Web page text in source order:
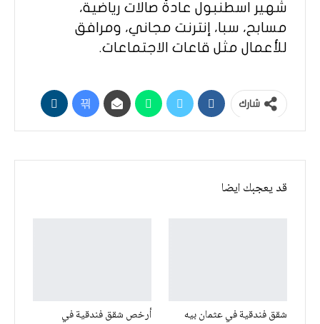
شهير اسطنبول عادةً صالات رياضية،
مسابح، سبا، إنترنت مجاني، ومرافق
للأعمال مثل قاعات الاجتماعات.
شارك
قد يعجبك ايضا
شقق فندقية في عثمان بيه
أرخص شقق فندقية في